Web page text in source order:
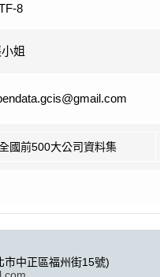
8
姐
國前500大公司資料集
市中正區福州街15號)